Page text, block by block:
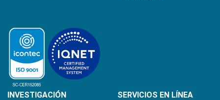
INVESTIGACIÓN SERVICIOS EN LÍNEA